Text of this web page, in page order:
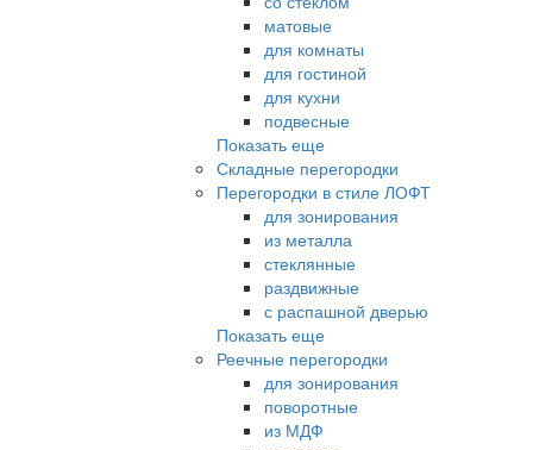
матовые
для комнаты
для гостиной
для кухни
подвесные
Показать еще
Складные перегородки
Перегородки в стиле ЛОФТ
для зонирования
из металла
стеклянные
раздвижные
с распашной дверью
Показать еще
Реечные перегородки
для зонирования
поворотные
из МДФ